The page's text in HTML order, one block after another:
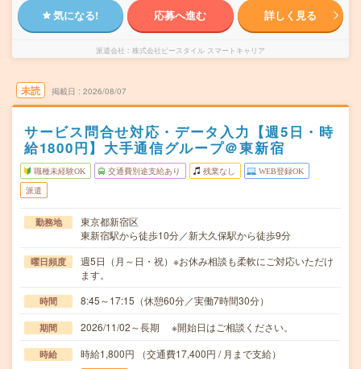
気になる! 応募へ進む 詳しく見る
派遣会社 株式会社ビースタイル スマートキャリア
未読 掲載日 2026/08/07
サービス問合せ対応・データ入力【週5日・時
給1800円】大手通信グループ＠東新宿
職種未経験OK 交通費別途支給あり 残業なし WEB登録OK
派遣
勤務地
東京都新宿区
東新宿駅から徒歩10分／新大久保駅から徒歩9分
曜日頻度
週5日（月～日・祝）※お休み相談も柔軟にご対応いただけ
ます。
時間 8:45～17:15（休憩60分／実働7時間30分）
期間 2026/11/02～長期 ※開始日はご相談ください。
時給 時給1,800円 （交通費17,400円 / 月まで支給）